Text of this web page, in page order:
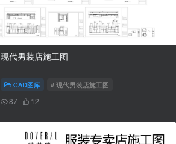
现代男装店施工图
CAD图库 # 现代男装店施工图
87 12